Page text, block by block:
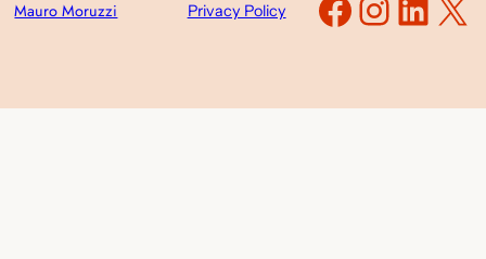
Mauro Moruzzi Privacy Policy